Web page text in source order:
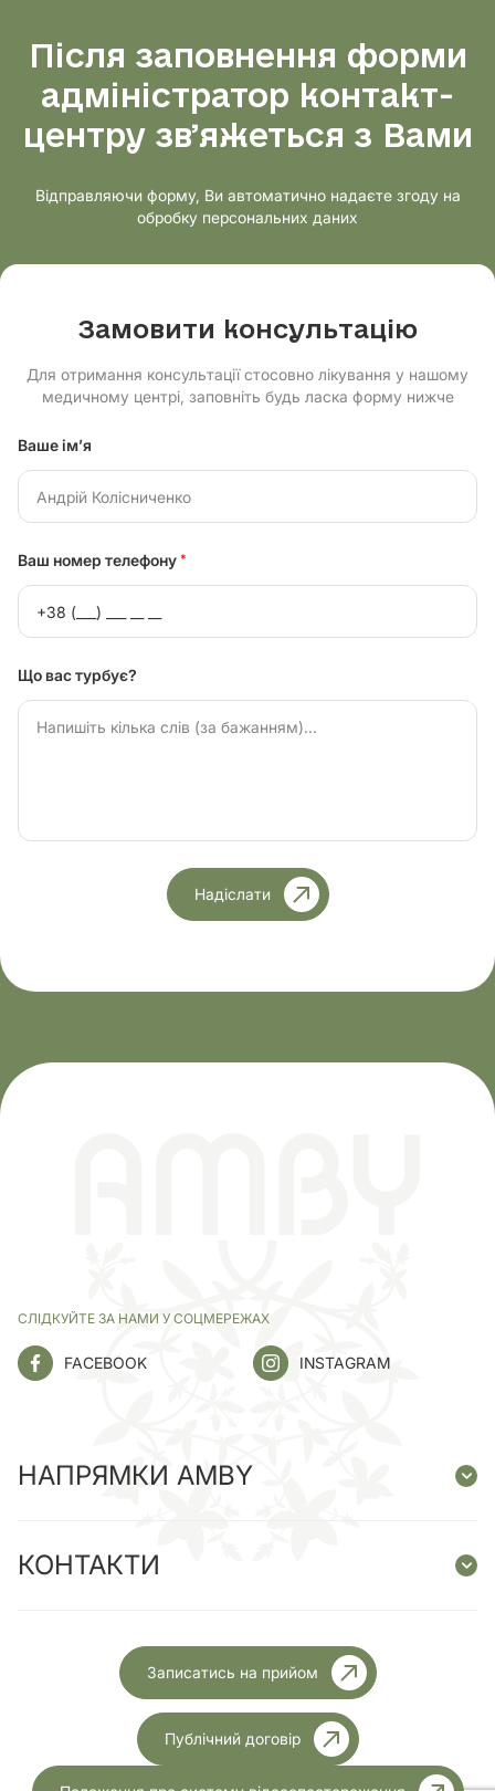
Після заповнення форми
адміністратор контакт-
центру звʼяжеться з Вами
Відправляючи форму, Ви автоматично надаєте згоду на
обробку персональних даних
Замовити консультацію
Для отримання консультації стосовно лікування у нашому
медичному центрі, заповніть будь ласка форму нижче
Ваше ім’я
Ваш номер телефону *
Що вас турбує?
Надіслати
СЛІДКУЙТЕ ЗА НАМИ У СОЦМЕРЕЖАХ
FACEBOOK INSTAGRAM
НАПРЯМКИ AMBY
КОНТАКТИ
Записатись на прийом
Публічний договір